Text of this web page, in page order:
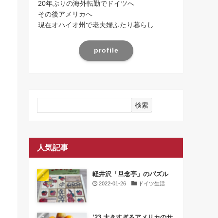
20年ぶりの海外転勤でドイツへ
その後アメリカへ
現在オハイオ州で老夫婦ふたり暮らし
profile
検索
人気記事
軽井沢「旦念亭」のパズル
2022-01-26 ドイツ生活